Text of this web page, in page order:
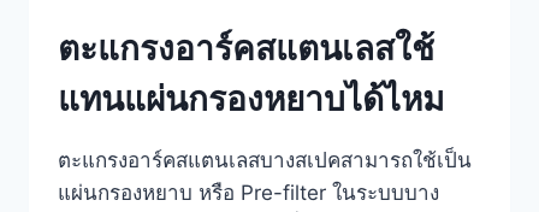
ตะแกรงอาร์คสแตนเลสใช้
แทนแผ่นกรองหยาบได้ไหม
ตะแกรงอาร์คสแตนเลสบางสเปคสามารถใช้เป็น
แผ่นกรองหยาบ หรือ Pre-filter ในระบบบาง